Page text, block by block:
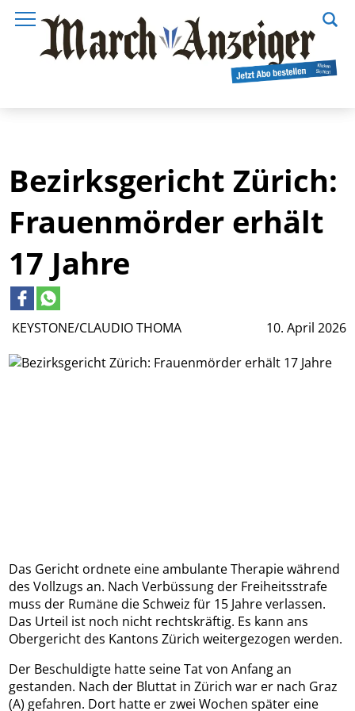
KEYSTONE/CLAUDIO THOMA 10. April 2026
Bezirksgericht Zürich:
Frauenmörder erhält
17 Jahre
Das Gericht ordnete eine ambulante Therapie während
des Vollzugs an. Nach Verbüssung der Freiheitsstrafe
muss der Rumäne die Schweiz für 15 Jahre verlassen.
Das Urteil ist noch nicht rechtskräftig. Es kann ans
Obergericht des Kantons Zürich weitergezogen werden.
Der Beschuldigte hatte seine Tat von Anfang an
gestanden. Nach der Bluttat in Zürich war er nach Graz
(A) gefahren. Dort hatte er zwei Wochen später eine